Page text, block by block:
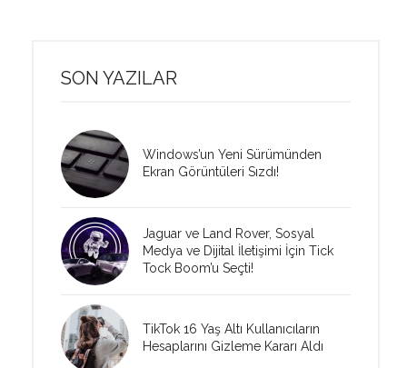
SON YAZILAR
Windows’un Yeni Sürümünden
Ekran Görüntüleri Sızdı!
Jaguar ve Land Rover, Sosyal
Medya ve Dijital İletişimi İçin Tick
Tock Boom’u Seçti!
TikTok 16 Yaş Altı Kullanıcıların
Hesaplarını Gizleme Kararı Aldı